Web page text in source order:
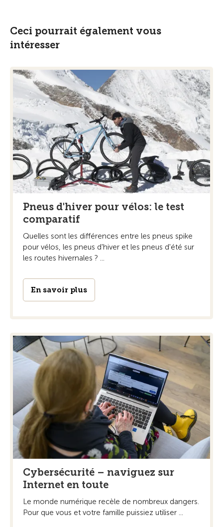
Ceci pourrait également vous
intéresser
Pneus d'hiver pour vélos: le test
comparatif
Quelles sont les différences entre les pneus spike
pour vélos, les pneus d'hiver et les pneus d'été sur
les routes hivernales ? ...
En savoir plus
Cybersécurité – naviguez sur
Internet en toute
Le monde numérique recèle de nombreux dangers.
Pour que vous et votre famille puissiez utiliser ...